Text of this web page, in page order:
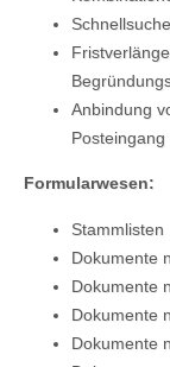
Schnellsuche
Anbindung
Formularwesen:
Stammlisten
Dokumente
Dokumente
Dokumente
Dokumente